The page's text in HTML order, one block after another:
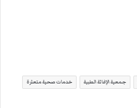
جمعية الإغاثة الطبية خدمات صحية متعثرة